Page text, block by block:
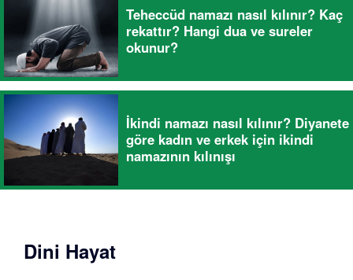
Teheccüd namazı nasıl kılınır? Kaç
rekattır? Hangi dua ve sureler
okunur?
İkindi namazı nasıl kılınır? Diyanete
göre kadın ve erkek için ikindi
namazının kılınışı
Dini Hayat